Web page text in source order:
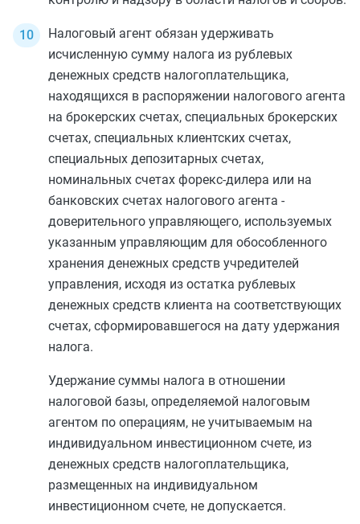
Налоговый агент обязан удерживать
исчисленную сумму налога из рублевых
денежных средств налогоплательщика,
находящихся в распоряжении налогового агента
на брокерских счетах, специальных брокерских
счетах, специальных клиентских счетах,
специальных депозитарных счетах,
номинальных счетах форекс-дилера или на
банковских счетах налогового агента -
доверительного управляющего, используемых
указанным управляющим для обособленного
хранения денежных средств учредителей
управления, исходя из остатка рублевых
денежных средств клиента на соответствующих
счетах, сформировавшегося на дату удержания
налога.
Удержание суммы налога в отношении
налоговой базы, определяемой налоговым
агентом по операциям, не учитываемым на
индивидуальном инвестиционном счете, из
денежных средств налогоплательщика,
размещенных на индивидуальном
инвестиционном счете, не допускается.